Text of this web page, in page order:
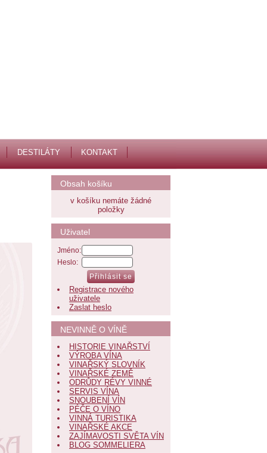
DESTILÁTY KONTAKT
Obsah košíku
v košíku nemáte žádné
položky
Uživatel
Jméno:
Heslo:
Registrace nového
uživatele
Zaslat heslo
NEVINNĚ O VÍNĚ
HISTORIE VINAŘSTVÍ
VÝROBA VÍNA
VINAŘSKÝ SLOVNÍK
VINAŘSKÉ ZEMĚ
ODRŮDY RÉVY VINNÉ
SERVIS VÍNA
SNOUBENÍ VÍN
PÉČE O VÍNO
VINNÁ TURISTIKA
VINAŘSKÉ AKCE
ZAJÍMAVOSTI SVĚTA VÍN
BLOG SOMMELIERA